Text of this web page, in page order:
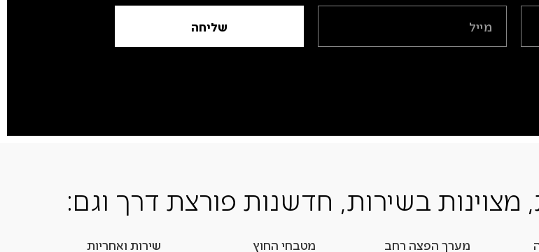
שליחה
בשירות, חדשנות פורצת דרך וגם:
מערך הפצה רחב מטבחי החוץ שירות ואחריות